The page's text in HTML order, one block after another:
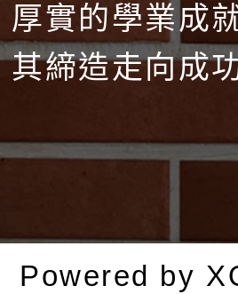
厚實的學業成
其締造走向成
Powered by